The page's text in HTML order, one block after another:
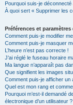
Pourquoi suis-je
À quoi sert « Supprimer les
Préférences et
Comment puis-je modifier
Comment puis-je masquer
L’heure n’est pas correcte !
J’ai réglé le fuseau horaire
Ma langue n’apparaît pas
Que signifient les images
Comment puis-je afficher un
Quel est mon rang et
Pourquoi m’est-il demandé
électronique d’un utilisateur ?